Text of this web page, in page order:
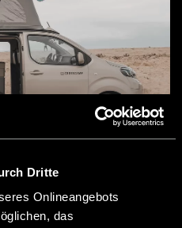
Dritte
Onlineangebots
das